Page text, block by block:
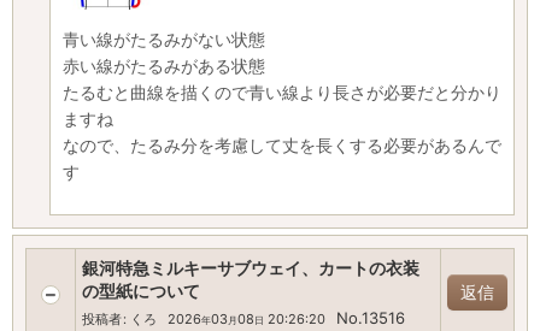
青い線がたるみがない状態
赤い線がたるみがある状態
たるむと曲線を描くので青い線より長さが必要だと分かり
ますね
なので、たるみ分を考慮して丈を長くする必要があるんで
す
銀河特急ミルキーサブウェイ、カートの衣装
の型紙について
投稿者: くろ 2026年03 月08 日 20:26:20 No.13516
返信